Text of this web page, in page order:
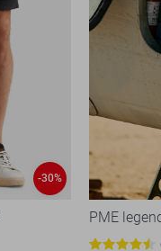
-30%
PME